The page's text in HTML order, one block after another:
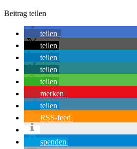
Beitrag teilen
teilen
teilen
teilen
teilen
teilen
merken
teilen
RSS-feed
spenden